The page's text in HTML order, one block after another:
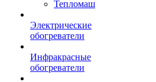
Тепломаш
Электрические
обогреватели
Инфракрасные
обогреватели